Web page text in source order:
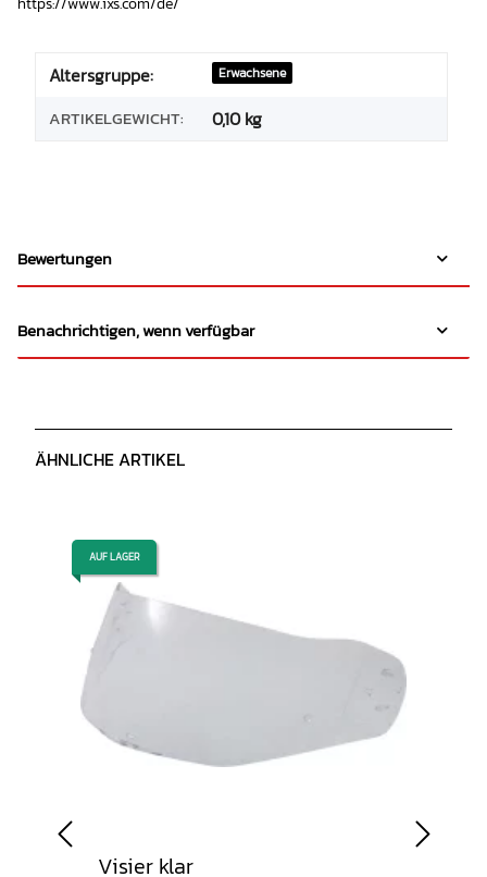
Altersgruppe: Erwachsene
ARTIKELGEWICHT: 0,10 kg
Bewertungen
Benachrichtigen, wenn verfügbar
ÄHNLICHE ARTIKEL
AUF LAGER
Visier klar